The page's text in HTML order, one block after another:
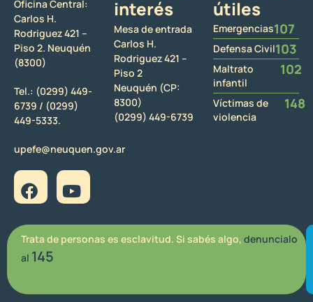
Oficina Central:
Carlos H.
Rodriguez 421 –
Piso 2. Neuquén
(8300)
Tel.: (0299) 449-
6739 / (0299)
449-5333.
upefe@neuquen.gov.ar
interés
Mesa de entrada
Carlos H.
Rodriguez 421 –
Piso 2
Neuquén (CP:
8300)
(0299) 449-6739
útiles
Emergencias107
Defensa Civil103
Maltrato
infantil
102
Víctimas de
violencia
148
Trata de personas es esclavitud. Si sabés algo, denuncialo
al 145